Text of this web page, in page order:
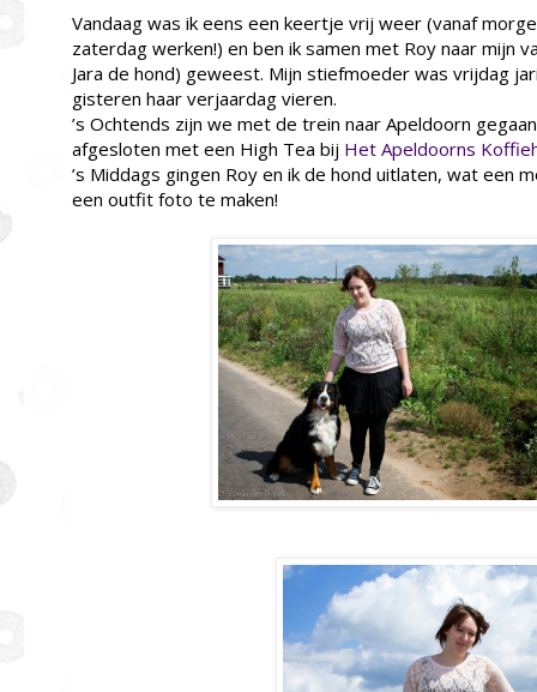
Vandaag was ik eens een keertje vrij weer (vanaf
zaterdag werken!) en ben ik samen met Roy naar mijn
Jara de hond) geweest. Mijn stiefmoeder was vrijdag
gisteren haar verjaardag vieren.
’s Ochtends zijn we met de trein naar Apeldoorn
afgesloten met een High Tea bij Het Apeldoorns
’s Middags gingen Roy en ik de hond uitlaten, wat een
een outfit foto te maken!